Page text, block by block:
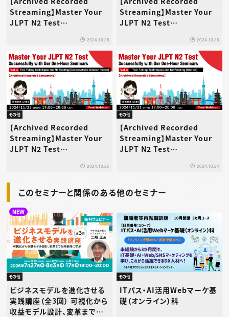
Streaming】Master Your
JLPT N2 Test
One-Hour Seminars
Vol.6 Test Taking
Techniques and N2
Wrap-up
2024.10.25
Streaming】Master Your
JLPT N2 Test
One-Hour Seminars
Vol.5 Test Taking
Techniques and N2
Reading [Editorials]
2024.10.25
その他
【Archived Recorded
Streaming】Master Your
JLPT N2 Test
One-Hour Seminars
Vol.4 Test Taking
Techniques and N2
Reading [Conversations
between friends]
2024.10.25
その他
【Archived Recorded
Streaming】Master Your
JLPT N2 Test
One-Hour Seminars
Techniques and N2
2024.10.24
このセミナーと関係のある他のセミナー
NEW
その他
ビジネスモデルを進化させる
実践講座（全3回） 可視化から
収益モデル設計、変革までを
その他
ITパス・AI活用Webマーケ基
礎（オンライン）科